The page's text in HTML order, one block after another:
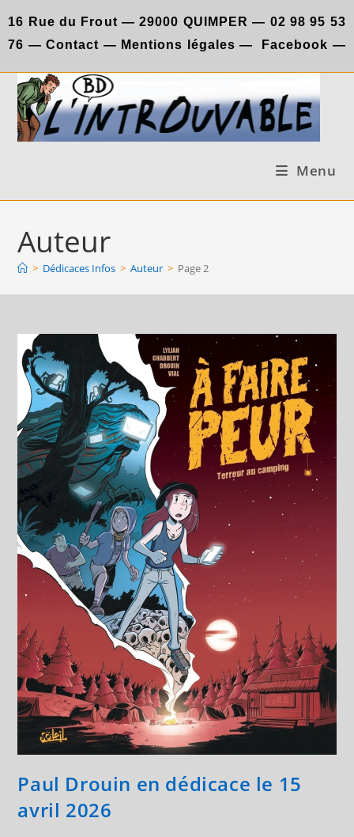
to
content
16 Rue du Frout —29000 QUIMPER — 02 98 95 53
76 — Contact — Mentions légales — Facebook —
Menu
Auteur
> Dédicaces Infos > Auteur > Page 2
Paul Drouin en dédicace le 15
avril 2026